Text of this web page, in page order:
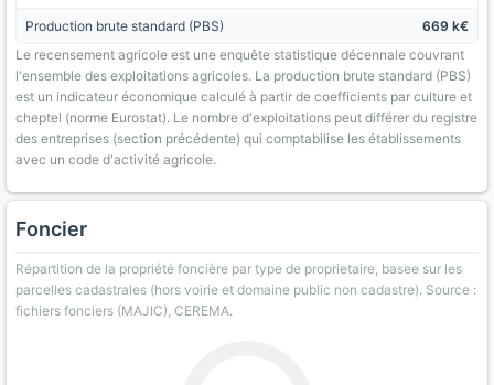
Production brute standard (PBS)
669 k€
Le recensement agricole est une enquête statistique décennale couvrant
l'ensemble des exploitations agricoles. La production brute standard (PBS)
est un indicateur économique calculé à partir de coefficients par culture et
cheptel (norme Eurostat). Le nombre d'exploitations peut différer du registre
des entreprises (section précédente) qui comptabilise les établissements
avec un code d'activité agricole.
Foncier
Répartition de la propriété foncière par type de proprietaire, basee sur les
parcelles cadastrales (hors voirie et domaine public non cadastre). Source :
fichiers fonciers (MAJIC), CEREMA.